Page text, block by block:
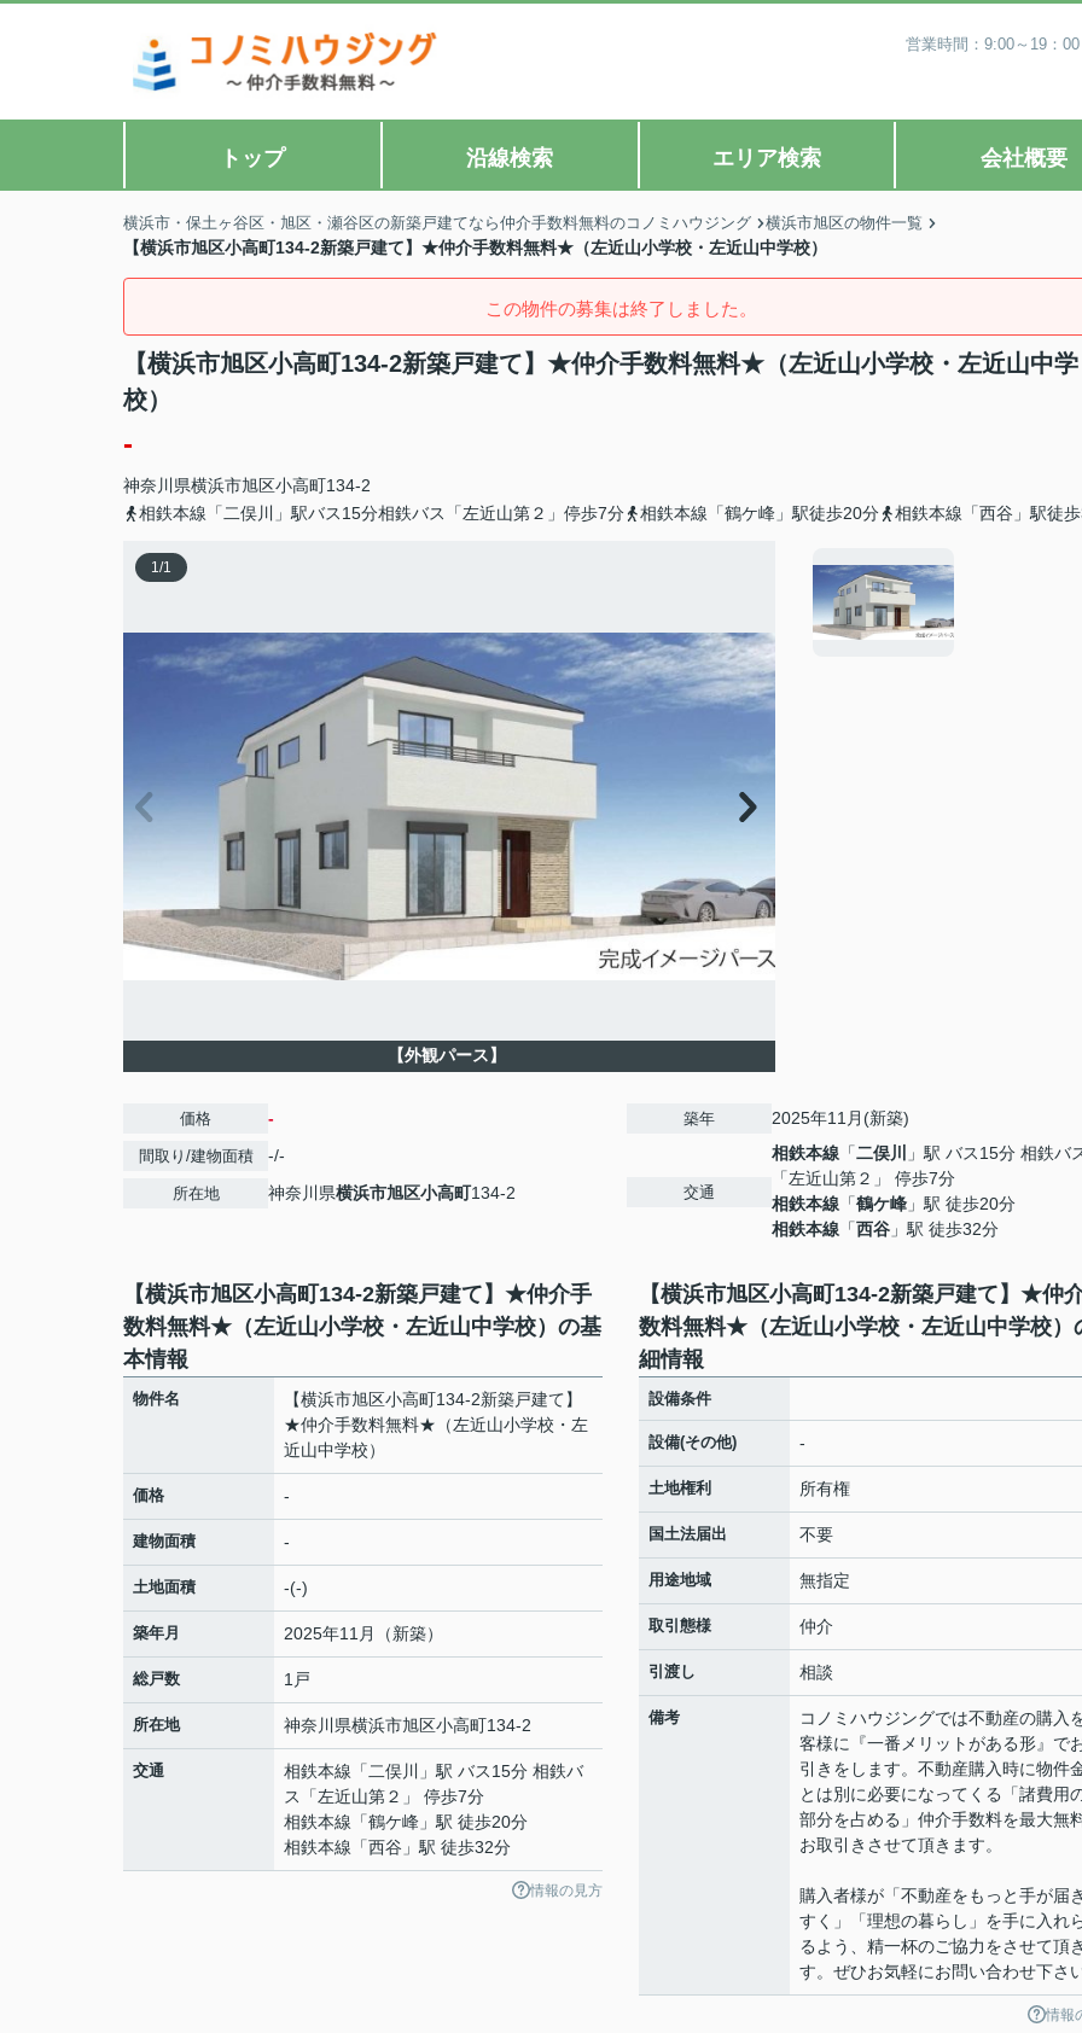
営業時間：9:00～19：
トップ 沿線検索 エリア検索 会社概要
横浜市・保土ヶ谷区・旭区・瀬谷区の新築戸建てなら仲介手数料無料のコノミハウジング 横浜市旭区の物件一覧
【横浜市旭区小高町134-2新築戸建て】★仲介手数料無料★（左近山小学校・左近山中学校）
この物件の募集は終了しました。
【横浜市旭区小高町134-2新築戸建て】★仲介手数料無料★（左近山小学校・左近山中学
校）
-
神奈川県横浜市旭区小高町134-2
相鉄本線「二俣川」駅バス15分相鉄バス「左近山第２」停歩7分
相鉄本線「鶴ケ峰」駅徒歩20分 相鉄本線「西谷」駅徒
1/1
【外観パース】
価格 -
間取り/建物面積 -/-
所在地 神奈川県横浜市旭区小高町134-2
築年 2025年11月(新築)
交通
相鉄本線 「二俣川
」駅 バス15分 相鉄バ
「左近山第２」 停歩7分
相鉄本線 「鶴ケ峰 」駅 徒歩20分
相鉄本線 「西谷 」駅 徒歩32分
【横浜市旭区小高町134-2新築戸建て】★仲介手
数料無料★（左近山小学校・左近山中学校）の基
本情報
物件名
【横浜市旭区小高町134-2新築戸建て】
★仲介手数料無料★（左近山小学校・左
近山中学校）
価格 -
建物面積 -
土地面積 -(-)
築年月 2025年11月（新築）
総戸数 1戸
所在地 神奈川県横浜市旭区小高町134-2
交通 相鉄本線 「 二俣川
」駅 バス15分 相鉄バ
ス「左近山第２」 停歩7分
相鉄本線 「鶴ケ峰 」駅 徒歩20分
相鉄本線 「西谷 」駅 徒歩32分
情報の見方
【横浜市旭区小高町134-2新築戸建て】★仲
数料無料★（左近山小学校・左近山中学校）
細情報
設備条件
設備(その他) -
土地権利 所有権
国土法届出 不要
用途地域 無指定
取引態様 仲介
引渡し 相談
備考
コノミハウジングでは不動産の購入
客様に『一番メリットがある形』で
引きをします。不動産購入時に物件
とは別に必要になってくる「諸費用
部分を占める」仲介手数料を最大無
お取引きさせて頂きます。
購入者様が「不動産をもっと手が届
すく」「理想の暮らし」を手に入れ
るよう、精一杯のご協力をさせて頂
す。ぜひお気軽にお問い合わせ下さい
情報